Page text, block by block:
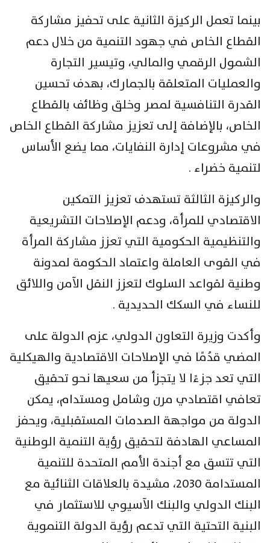
بينما تعمل الركيزة الثانية على تحفيز مشاركة
القطاع الخاص في جهود التنمية من خلال دعم
الشمول الرقمي والمالي، وتيسير التجارة
والعمليات المتعلقة بالجمارك، بهدف تحسين
القدرة التنافسية لمصر وخلق وظائف بالقطاع
الخاص، بالإضافة إلى تعزيز مشاركة القطاع الخاص
في مشروعات إدارة النفايات، مما يضع الأساس
لتنمية خضراء .
والركيزة الثالثة تستهدف تعزيز التمكين
الاقتصادي للمرأة، ودعم الإصلاحات التشريعية
والتنظيمية الحكومية التي تعزز مشاركة المرأة
في القوى العاملة واعتماد الحكومة لمدونة
وطنية لقواعد السلوك لتعزز النقل الآمن واللائق
للنساء في السكك الحديدية .
وأكدت وزيرة التعاون الدولي، عزم الدولة على
المضي قدُمًا في الإصلاحات الاقتصادية والهيكلية
التي تعد جزءًا لا يتجزأ من سعيها نحو تحقيق
تعافي اقتصادي مرن وشامل ومستدام، يمكن
الدولة من مواجهة الصدمات المستقبلية، ويحفز
المساعي الهادفة لتحقيق رؤية التنمية الوطنية
التي تتسق مع أجندة الأمم المتحدة للتنمية
المستدامة 2030، مشيدة بالعلاقات الثنائية مع
البنك الدولي والبنك الآسيوي للاستثمار في
البنية التحتية التي تدعم رؤية الدولة التنموية